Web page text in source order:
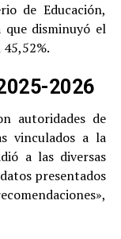
de Educación,
disminuyó el
2026
autoridades de
vinculados a la
a las diversas
presentados